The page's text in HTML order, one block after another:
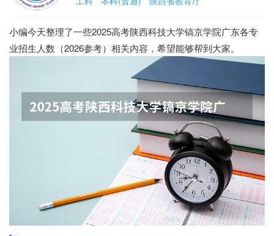
小编今天整理了一些2025高考陕西科技大学镐京学院广东各专
业招生人数（2026参考）相关内容，希望能够帮到大家。